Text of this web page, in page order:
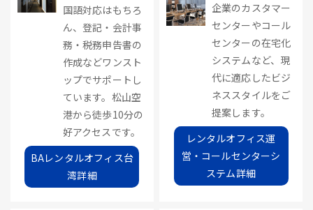
国語対応はもちろ
ん、登記・会計事
務・税務申告書の
作成などワンスト
ップでサポートし
ています。松山空
港から徒歩10分の
好アクセスです。
BAレンタルオフィス台
湾詳細
企業のカスタマー
センターやコール
センターの在宅化
システムなど、現
代に適応したビジ
ネススタイルをご
提案します。
レンタルオフィス運
営・コールセンターシ
ステム詳細